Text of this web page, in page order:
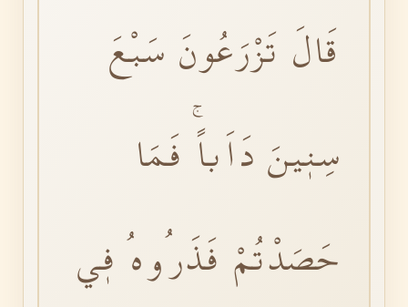
قَالَ تَزْرَعُونَ سَبْعَ
سِنٖينَ دَاَباًۚ فَمَا
حَصَدْتُمْ فَذَرُوهُ فٖي